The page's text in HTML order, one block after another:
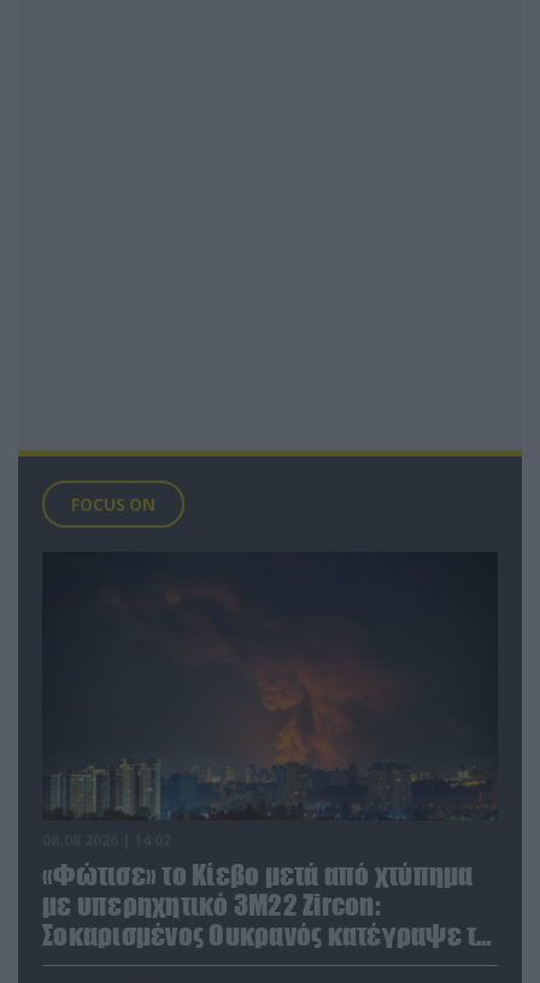
FOCUS ON
«Φώτισε» το Κίεβο μετά από χτύπημα
με υπερηχητικό 3M22 Zircon:
Σοκαρισμένος Ουκρανός κατέγραψε τη
στιγμή (βίντεο)